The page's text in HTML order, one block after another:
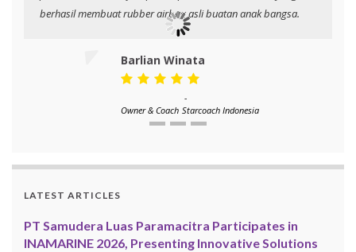
berhasil membuat rubber airbag asli buatan anak bangsa.
Barlian Winata
Owner & Coach
-
Starcoach Indonesia
LATEST ARTICLES
PT Samudera Luas Paramacitra Participates in
INAMARINE 2026, Presenting Innovative Solutions